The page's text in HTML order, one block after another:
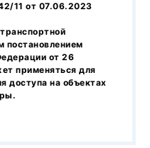
11 от 07.06.2023
постановлением
от 26
применяться для
доступа на объектах